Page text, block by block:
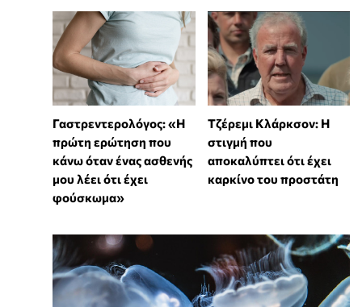
Γαστρεντερολόγος: «Η
πρώτη ερώτηση που
κάνω όταν ένας ασθενής
μου λέει ότι έχει
φούσκωμα»
Τζέρεμι Κλάρκσον: Η
στιγμή που
αποκαλύπτει ότι έχει
καρκίνο του προστάτη